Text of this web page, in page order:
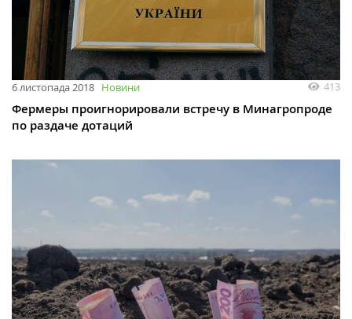
6 листопада 2018 Новини 413
Фермеры проигнорировали встречу в Минагропроде
по раздаче дотаций